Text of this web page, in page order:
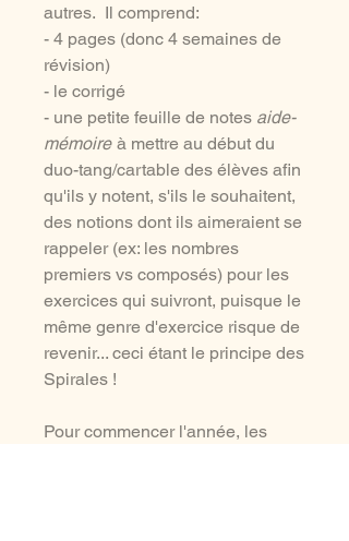
autres. Il comprend:
- 4 pages (donc 4 semaines de
révision)
- le corrigé
- une petite feuille de notes aide-
mémoire à mettre au début du
duo-tang/cartable des élèves afin
qu'ils y notent, s'ils le souhaitent,
des notions dont ils aimeraient se
rappeler (ex: les nombres
premiers vs composés) pour les
exercices qui suivront, puisque le
même genre d'exercice risque de
revenir... ceci étant le principe des
Spirales !
Pour commencer l'année, les